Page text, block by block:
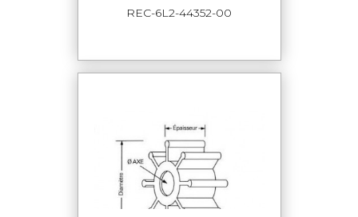
REC-6L2-44352-00